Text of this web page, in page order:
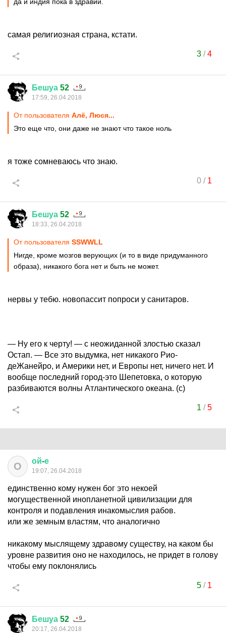
самая религиозная страна, кстати.
3/4
Бешуа 52
17:59, 26.04.2018
От пользователя Алё, Люся...
Это еще что, они даже не знают что такое ноль
я тоже сомневаюсь что знаю.
0/ 1
Бешуа 52
18:33, 26.04.2018
От пользователя SSWWLL
Нигде, кроме мозгов верующих (и то в виде придуманного
образа), никакого бога нет и быть не может.
нервы у тебю. новопассит попроси у санитаров.
— Ну его к черту! — с неожиданной злостью сказал
Остап. — Все это выдумка, нет никакого Рио-
деЖанейро, и Америки нет, и Европы нет, ничего нет. И
вообще последний город-это Шепетовка, о которую
разбиваются волны Атлантического океана. (с)
1 /5
О ой-е
19:07, 26.04.2018
единственно кому нужен бог это некоей
могущественной инопланетной цивилизации для
контроля и подавления инакомыслия рабов.
или же земным властям, что аналогично
никакому мыслящему здравому существу, на каком бы
уровне развития оно не находилось, не придет в голову
чтобы ему поклонялись
5/ 1
Бешуа 52
20:17, 26.04.2018